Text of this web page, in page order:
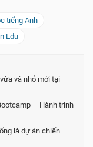
tiếng Anh
Edu
và nhỏ mới tại
– Hành trình
là dự án chiến